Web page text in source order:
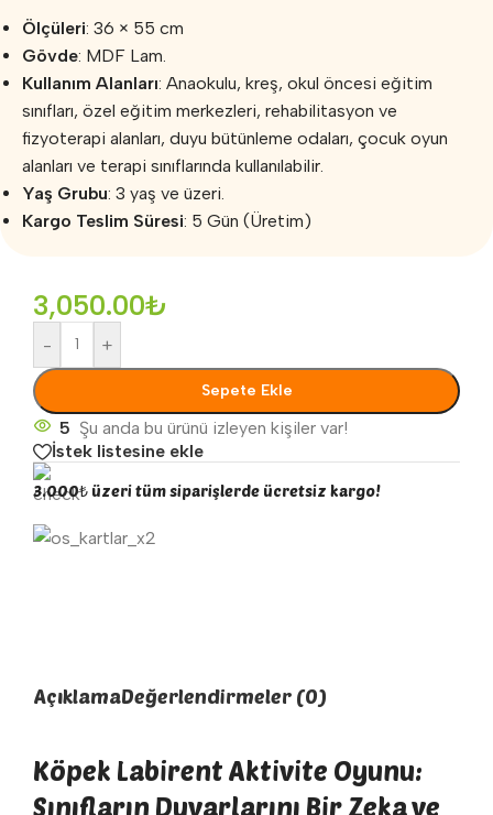
Ölçüleri: 36 × 55 cm
Gövde: MDF Lam.
Kullanım Alanları: Anaokulu, kreş, okul öncesi eğitim
sınıfları, özel eğitim merkezleri, rehabilitasyon ve
fizyoterapi alanları, duyu bütünleme odaları, çocuk oyun
alanları ve terapi sınıflarında kullanılabilir.
Yaş Grubu: 3 yaş ve üzeri.
Kargo Teslim Süresi: 5 Gün (Üretim)
3,050.00₺
- +
Sepete Ekle
5 Şu anda bu ürünü izleyen kişiler var!
İstek listesine ekle
3.000₺ üzeri tüm siparişlerde ücretsiz kargo!
AçıklamaDeğerlendirmeler (0)
Köpek Labirent Aktivite Oyunu:
Sınıfların Duvarlarını Bir Zeka ve